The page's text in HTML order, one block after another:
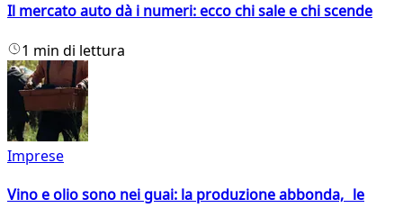
Il mercato auto dà i numeri: ecco chi sale e chi scende
1 min di lettura
Imprese
Vino e olio sono nei guai: la produzione abbonda, le